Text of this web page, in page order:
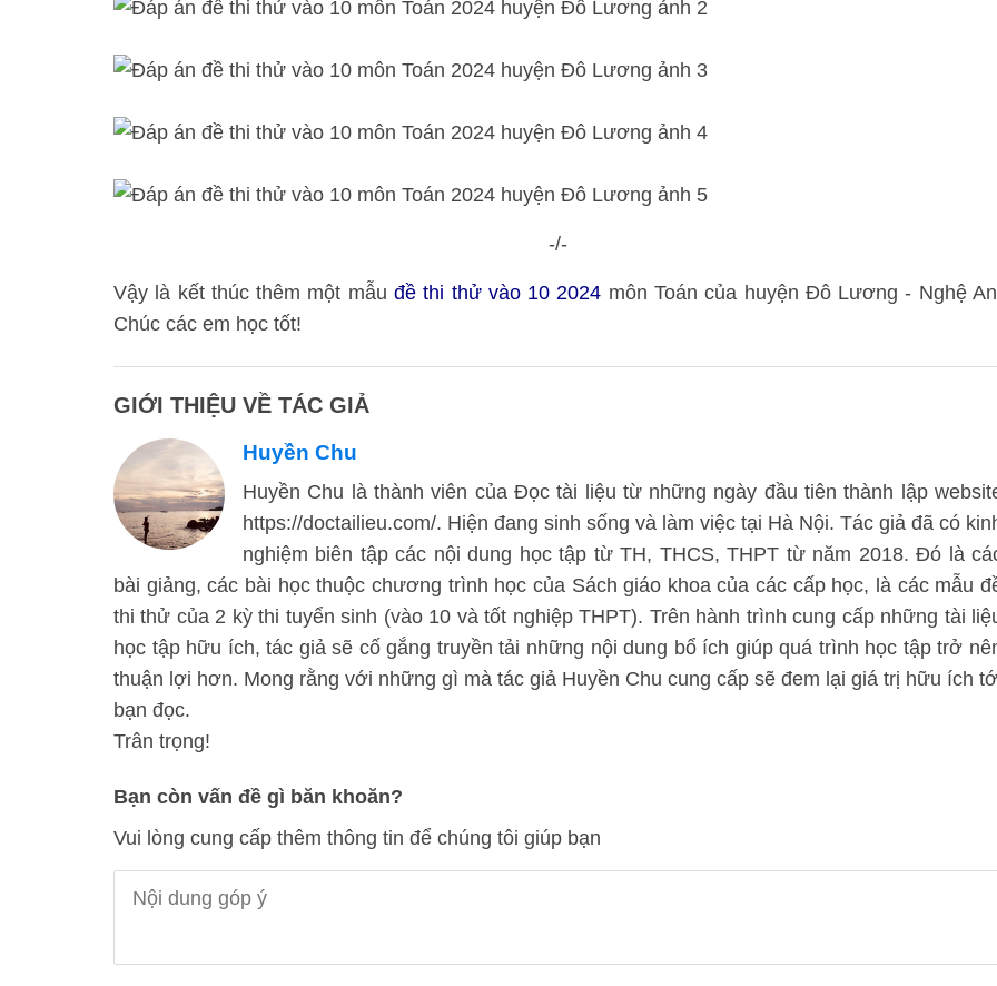
-/-
Vậy là kết thúc thêm một mẫuđề thi thử vào 10 2024 môn Toán của huyện Đô Lương - Nghệ
Chúc các em học tốt!
GIỚI THIỆU VỀ TÁC GIẢ
Huyền Chu
Huyền Chu là thành viên của Đọc tài liệu từ những ngày đầu tiên thành lập
https://doctailieu.com/. Hiện đang sinh sống và làm việc tại Hà Nội. Tác giả đã có
nghiệm biên tập các nội dung học tập từ TH, THCS, THPT từ năm 2018. Đó là
bài giảng, các bài học thuộc chương trình học của Sách giáo khoa của các cấp học, là các mẫu
thi thử của 2 kỳ thi tuyển sinh (vào 10 và tốt nghiệp THPT). Trên hành trình cung cấp những tài
học tập hữu ích, tác giả sẽ cố gắng truyền tải những nội dung bổ ích giúp quá trình học tập trở
thuận lợi hơn. Mong rằng với những gì mà tác giả Huyền Chu cung cấp sẽ đem lại giá trị hữu ích
bạn đọc.
Trân trọng!
Bạn còn vấn đề gì băn khoăn?
Vui lòng cung cấp thêm thông tin để chúng tôi giúp bạn